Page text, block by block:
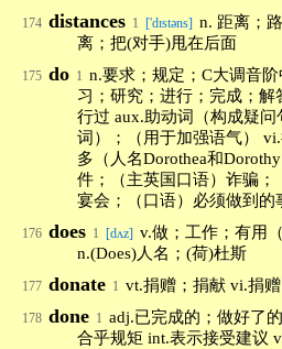
174 distances 1 ['dɪstəns] n. 距离；
离；把(对手)甩在后面
175 do 1 n.要求；规定；C大调音
习；研究；进行；完成；解
行过 aux.助动词（构成疑
词）；（用于加强语气）
多（人名Dorothea和
件；（主英国口语）诈骗；
宴会；（口语）必须做到的
176 does 1 [dʌz] v.做；工作；有用
n.(Does)人名；(荷)杜斯
177 donate 1 vt.捐赠；捐献 vi.捐
178 done 1 adj.已完成的；做好了
合乎规矩 int.表示接受建议